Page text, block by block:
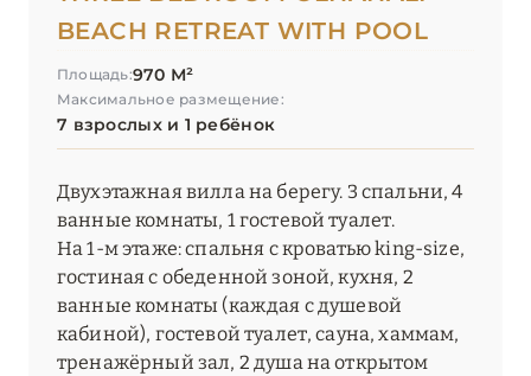
BEACH RETREAT WITH POOL
Площадь:970 М²
Максимальное размещение:
7 взрослых и 1 ребёнок
Двухэтажная вилла на берегу. 3 спальни, 4
ванные комнаты, 1 гостевой туалет.
На 1-м этаже: спальня с кроватью king-size,
гостиная с обеденной зоной, кухня, 2
ванные комнаты (каждая с душевой
кабиной), гостевой туалет, сауна, хаммам,
тренажёрный зал, 2 душа на открытом